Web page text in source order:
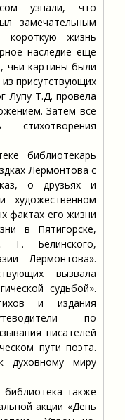
узнали, что
замечательным
короткую жизнь
наследие еще
чьи картины были
присутствующих
Лупу Т.Д. провела
Затем все
библиотекарь
Лермонтова с
о друзьях и
художественном
фактах его жизни
в Пятигорске,
Белинского,
Лермонтова».
вызвала
судьбой».
и издания
по
писателей
пути поэта.
духовному миру
библиотека также
акции «День